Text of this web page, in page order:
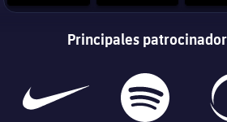
Principales